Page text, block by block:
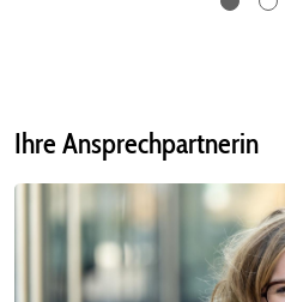
Ihre Ansprechpartnerin